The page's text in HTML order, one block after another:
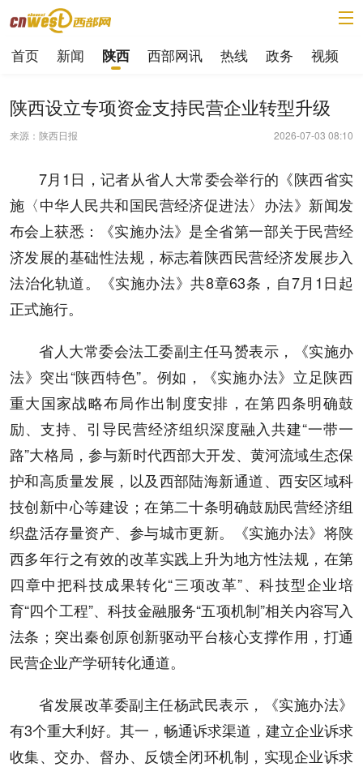
首页 新闻 陕西 西部网讯 热线 政务 视频
陕西设立专项资金支持民营企业转型升级
来源：陕西日报 2026-07-03 08:10
7月1日，记者从省人大常委会举行的《陕西省实
施〈中华人民共和国民营经济促进法〉办法》新闻发
布会上获悉：《实施办法》是全省第一部关于民营经
济发展的基础性法规，标志着陕西民营经济发展步入
法治化轨道。《实施办法》共8章63条，自7月1日起
正式施行。
省人大常委会法工委副主任马赟表示，《实施办
法》突出“陕西特色”。例如，《实施办法》立足陕西
重大国家战略布局作出制度安排，在第四条明确鼓
励、支持、引导民营经济组织深度融入共建“一带一
路”大格局，参与新时代西部大开发、黄河流域生态保
护和高质量发展，以及西部陆海新通道、西安区域科
技创新中心等建设；在第二十条明确鼓励民营经济组
织盘活存量资产、参与城市更新。《实施办法》将陕
西多年行之有效的改革实践上升为地方性法规，在第
四章中把科技成果转化“三项改革”、科技型企业培
育“四个工程”、科技金融服务“五项机制”相关内容写入
法条；突出秦创原创新驱动平台核心支撑作用，打通
民营企业产学研转化通道。
省发展改革委副主任杨武民表示，《实施办法》
有3个重大利好。其一，畅通诉求渠道，建立企业诉求
收集、交办、督办、反馈全闭环机制，实现企业诉求